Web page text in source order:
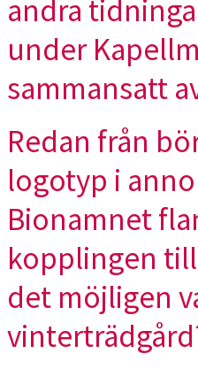
andra
under
sammansatt
Redan från
logotyp i
Bionamnet
kopplingen
det möjligen